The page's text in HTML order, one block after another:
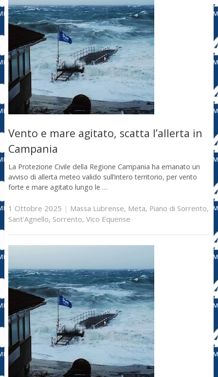
Vento e mare agitato, scatta l’allerta in
Campania
La Protezione Civile della Regione Campania ha emanato un
avviso di allerta meteo valido sull’intero territorio, per vento
forte e mare agitato lungo le …
1 Ottobre 2025 | Massa Lubrense, Meta, Piano di Sorrento,
Sant'Agnello, Sorrento, Vico Equense